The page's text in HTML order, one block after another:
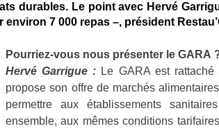
durables. Le point avec Hervé
7 000 repas –, président
Pourriez-vous nous présenter le GARA
Hervé Garrigue : Le GARA est
propose son offre de marchés
permettre aux établissements
ensemble, aux mêmes conditions